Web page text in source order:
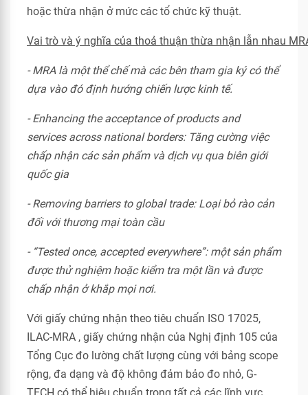
hoặc thừa nhận ở mức các tổ chức kỹ thuật.
Vai trò và ý nghĩa của thoả thuận thừa nhận lẫn nhau
- MRA là một thể chế mà các bên tham gia ký có thể
dựa vào đó định hướng chiến lược kinh tế.
- Enhancing the acceptance of products and
services across national borders: Tăng cường việc
chấp nhận các sản phẩm và dịch vụ qua biên giới
quốc gia
- Removing barriers to global trade: Loại bỏ rào cản
đối với thương mại toàn cầu
- “Tested once, accepted everywhere”: một sản phẩm
được thử nghiệm hoặc kiểm tra một lần và được
chấp nhận ở khắp mọi nơi.
Với giấy chứng nhận theo tiêu chuẩn ISO 17025,
ILAC-MRA , giấy chứng nhận của Nghị định 105 của
Tổng Cục đo lường chất lượng cùng với bảng scope
rộng, đa dạng và độ không đảm bảo đo nhỏ, G-